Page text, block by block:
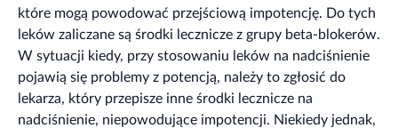
które mogą powodować przejściową impotencję. Do tych
leków zaliczane są środki lecznicze z grupy beta-blokerów.
W sytuacji kiedy, przy stosowaniu leków na nadciśnienie
pojawią się problemy z potencją, należy to zgłosić do
lekarza, który przepisze inne środki lecznicze na
nadciśnienie, niepowodujące impotencji. Niekiedy jednak,